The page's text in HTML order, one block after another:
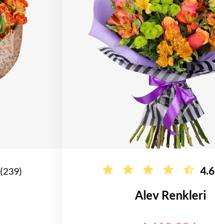
(239) 4.6
Alev Renkleri